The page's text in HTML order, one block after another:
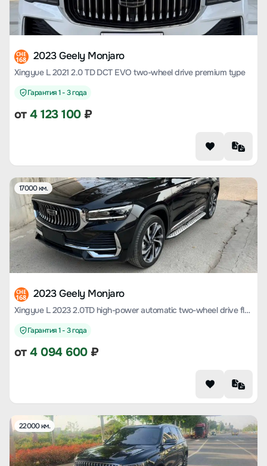
CHE
168 2023 Geely Monjaro
Xingyue L 2021 2.0 TD DCT EVO two-wheel drive premium type
Гарантия 1 - 3 года
от4 123 100₽
17000 км.
CHE
168 2023 Geely Monjaro
Xingyue L 2023 2.0TD high-power automatic two-wheel drive flagship model
Гарантия 1 - 3 года
от4 094 600₽
22000 км.